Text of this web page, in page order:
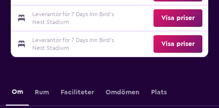
Leverantör för 7 Days Inn Bird's
Nest Stadium
Visa priser
Leverantör för 7 Days Inn Bird's
Nest Stadium
Visa priser
Om Rum Faciliteter Omdömen Plats